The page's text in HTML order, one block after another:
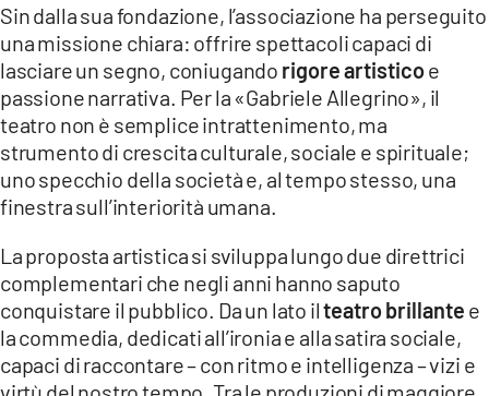
ILREGGINO.IT
COSENZACHANNEL.IT
ILVIBONESE.IT
CATANZAROCHANNEL.IT
LACAPITALENEWS.IT
App
ANDROID
APPLE
Sin dalla sua fondazione, l’associazione ha perseguito
una missione chiara: offrire spettacoli capaci di
lasciare un segno, coniugando rigore artisticoe
passione narrativa. Per la «Gabriele Allegrino», il
teatro non è semplice intrattenimento, ma
strumento di crescita culturale, sociale e spirituale;
uno specchio della società e, al tempo stesso, una
finestra sull’interiorità umana.
La proposta artistica si sviluppa lungo due direttrici
complementari che negli anni hanno saputo
conquistare il pubblico. Da un lato ilteatro brillante e
la commedia, dedicati all’ironia e alla satira sociale,
capaci di raccontare – con ritmo e intelligenza – vizi e